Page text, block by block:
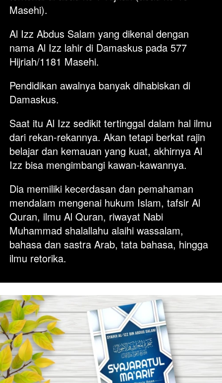
Masehi).
Al Izz Abdus Salam yang dikenal dengan
nama Al Izz lahir di Damaskus pada 577
Hijriah/1181 Masehi.
Pendidikan awalnya banyak dihabiskan di
Damaskus.
Saat itu Al Izz sedikit tertinggal dalam hal ilmu
dari rekan-rekannya. Akan tetapi berkat rajin
belajar dan kemauan yang kuat, akhirnya Al
Izz bisa mengimbangi kawan-kawannya.
Dia memiliki kecerdasan dan pemahaman
mendalam mengenai hukum Islam, tafsir Al
Quran, ilmu Al Quran, riwayat Nabi
Muhammad shalallahu alaihi wassalam,
bahasa dan sastra Arab, tata bahasa, hingga
ilmu retorika.